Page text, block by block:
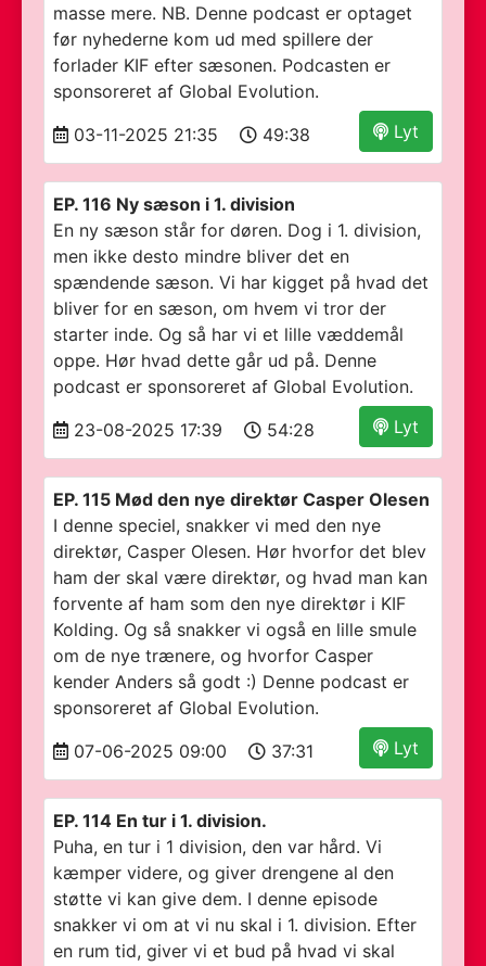
masse mere. NB. Denne podcast er optaget
før nyhederne kom ud med spillere der
forlader KIF efter sæsonen. Podcasten er
sponsoreret af Global Evolution.
Lyt
03-11-2025 21:35 49:38
EP. 116 Ny sæson i 1. division
En ny sæson står for døren. Dog i 1. division,
men ikke desto mindre bliver det en
spændende sæson. Vi har kigget på hvad det
bliver for en sæson, om hvem vi tror der
starter inde. Og så har vi et lille væddemål
oppe. Hør hvad dette går ud på. Denne
podcast er sponsoreret af Global Evolution.
Lyt
23-08-2025 17:39 54:28
EP. 115 Mød den nye direktør Casper Olesen
I denne speciel, snakker vi med den nye
direktør, Casper Olesen. Hør hvorfor det blev
ham der skal være direktør, og hvad man kan
forvente af ham som den nye direktør i KIF
Kolding. Og så snakker vi også en lille smule
om de nye trænere, og hvorfor Casper
kender Anders så godt :) Denne podcast er
sponsoreret af Global Evolution.
Lyt
07-06-2025 09:00 37:31
EP. 114 En tur i 1. division.
Puha, en tur i 1 division, den var hård. Vi
kæmper videre, og giver drengene al den
støtte vi kan give dem. I denne episode
snakker vi om at vi nu skal i 1. division. Efter
en rum tid, giver vi et bud på hvad vi skal